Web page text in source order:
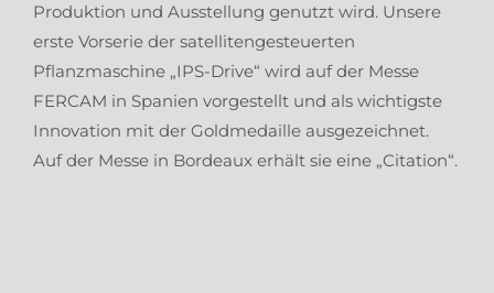
Produktion und Ausstellung genutzt wird. Unsere
erste Vorserie der satellitengesteuerten
Pflanzmaschine „IPS-Drive“ wird auf der Messe
FERCAM in Spanien vorgestellt und als wichtigste
Innovation mit der Goldmedaille ausgezeichnet.
Auf der Messe in Bordeaux erhält sie eine „Citation“.